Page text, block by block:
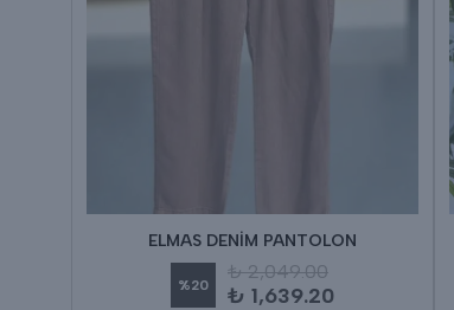
ELMAS DENİM PANTOLON
%20
₺ 2,049.00
₺ 1,639.20